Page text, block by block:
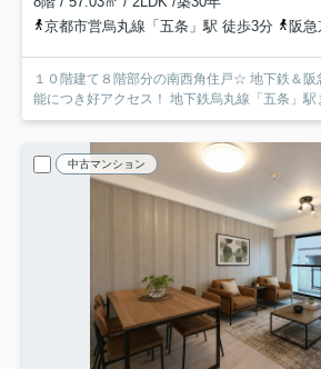
京都市営烏丸線「五条」駅 徒歩3分
阪急
１０階建て８階部分の南西角住戸☆ 地下鉄＆
能につき好アクセス！ 地下鉄烏丸線「五条」駅
中古マンション